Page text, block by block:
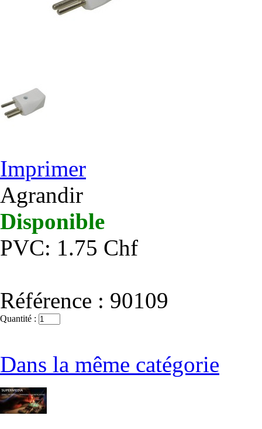
Imprimer
Agrandir
Disponible
PVC: 1.75 Chf
Référence : 90109
Quantité :
Dans la même catégorie